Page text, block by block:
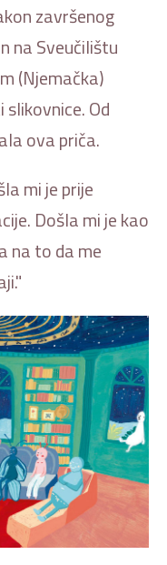
završenog
na Sveučilištu
(Njemačka)
Od
ova priča.
mi je prije
Došla mi je kao
na to da me